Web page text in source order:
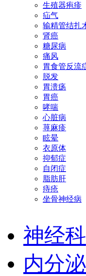
生殖器疱疹
疝气
输精管结扎
肾癌
糖尿病
痛风
胃食管反流
脱发
胃溃疡
胃癌
哮喘
心脏病
荨麻疹
眩晕
衣原体
抑郁症
自闭症
脂肪肝
痔疮
坐骨神经病
神经科
内分